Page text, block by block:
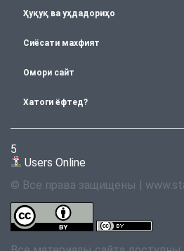
Ҳуқуқ ва уҳдадориҳо
Сиёсати махфият
Омори сайт
Хатоги ёфтед?
5
Users Online
© Все права защищены |